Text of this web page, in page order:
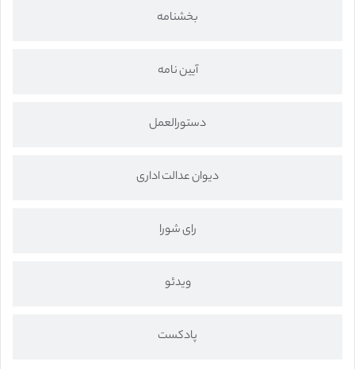
بخشنامه
آیین نامه
دستورالعمل
دیوان عدالت اداری
رای شورا
ویدئو
پادکست